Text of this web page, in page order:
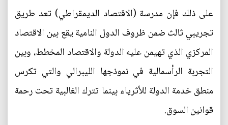
على ذلك فإن مدرسة (الاقتصاد الديمقراطي) تعد طريق
تجريبي ثالث ضمن ظروف الدول النامية يقع بين الاقتصاد
المركزي الذي تهيمن عليه الدولة والاقتصاد المخطط، وبين
التجربة الرأسمالية في نموذجها الليبرالي والتي تكرس
منطق خدمة الدولة للأثرياء بينما تترك الغالبية تحت رحمة
قوانين السوق.